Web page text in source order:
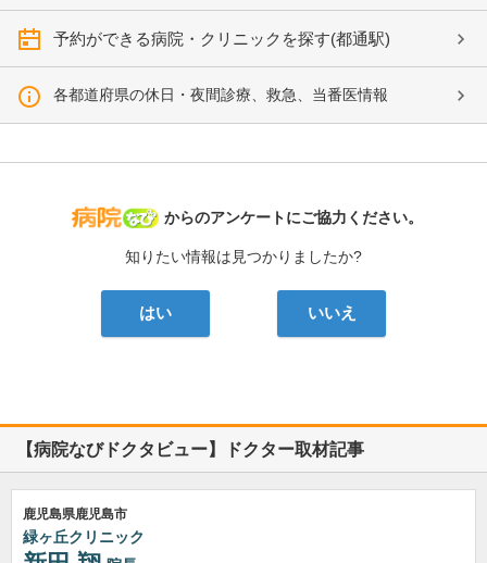
予約ができる病院・クリニックを探す(都通駅)
各都道府県の休日・夜間診療、救急、当番医情報
病院なび
からのアンケートにご協力ください。
知りたい情報は見つかりましたか?
はい いいえ
【病院なびドクタビュー】ドクター取材記事
鹿児島県鹿児島市
緑ヶ丘クリニック